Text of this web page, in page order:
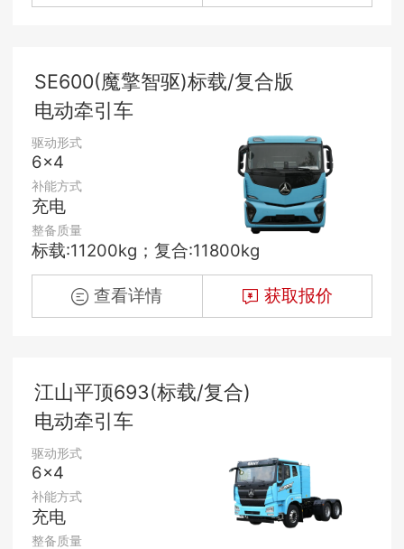
SE600(魔擎智驱)标载/复合版
电动牵引车
驱动形式
6×4
补能方式
充电
整备质量
标载:11200kg；复合:11800kg
查看详情 获取报价
江山平顶693(标载/复合)
电动牵引车
驱动形式
6×4
补能方式
充电
整备质量